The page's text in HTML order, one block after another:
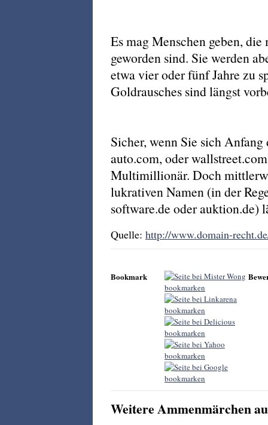
Es mag Menschen geben,
geworden sind. Sie werden
etwa vier oder fünf Jahre zu
Goldrausches sind längst
Sicher, wenn Sie sich
auto.com, oder
Multimillionär. Doch
lukrativen Namen (in der
software.de oder auktion.de)
Quelle: http://www.domain-
Bookmark
Weitere Ammenmärchen